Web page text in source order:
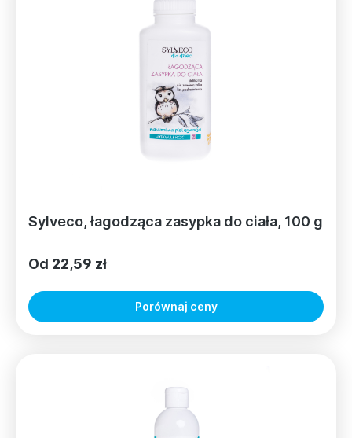
Sylveco, łagodząca zasypka do ciała, 100 g
Od 22,59 zł
Porównaj ceny